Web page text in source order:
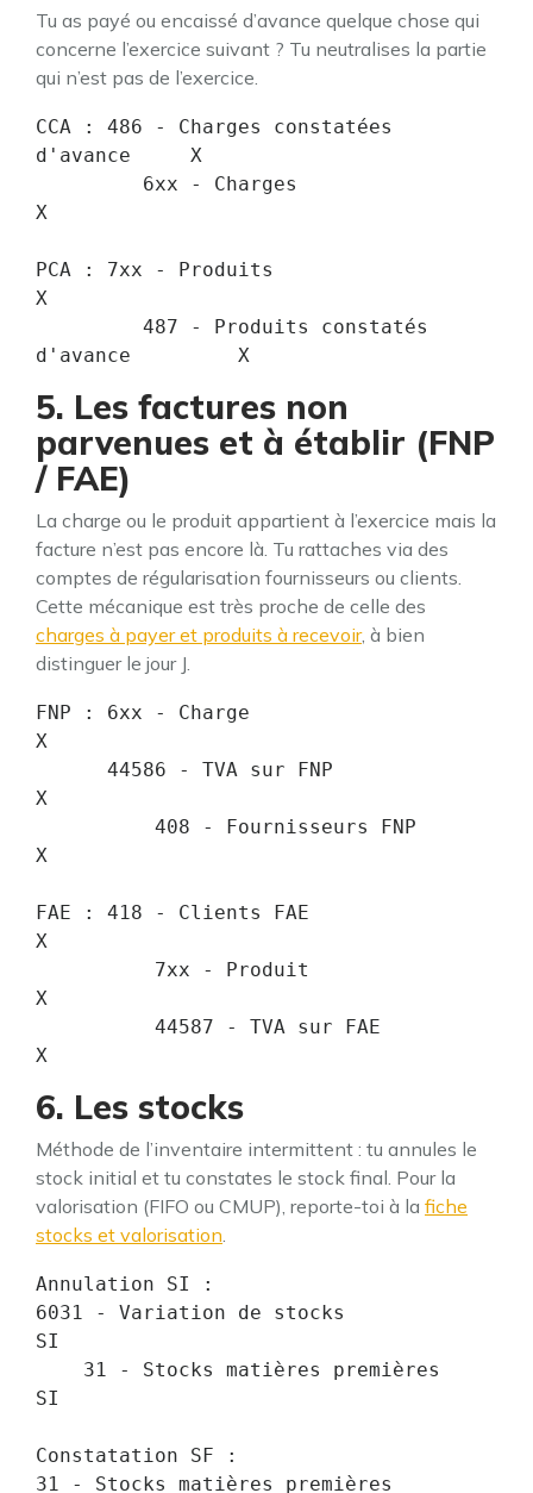
Tu as payé ou encaissé d’avance quelque chose qui
concerne l’exercice suivant ? Tu neutralises la partie
qui n’est pas de l’exercice.
CCA : 486 - Charges constatées
d'avance     X
X
PCA : 7xx - Produits
X
d'avance         X
5. Les factures non
parvenues et à établir (FNP
/ FAE)
La charge ou le produit appartient à l’exercice mais la
facture n’est pas encore là. Tu rattaches via des
comptes de régularisation fournisseurs ou clients.
Cette mécanique est très proche de celle des
charges à payer et produits à recevoir, à bien
distinguer le jour J.
FNP : 6xx - Charge
X
X
X
FAE : 418 - Clients FAE
X
X
X
6. Les stocks
Méthode de l’inventaire intermittent : tu annules le
stock initial et tu constates le stock final. Pour la
valorisation (FIFO ou CMUP), reporte-toi à la fiche
stocks et valorisation.
Annulation SI :
6031 - Variation de stocks
SI
SI
Constatation SF :
31 - Stocks matières premières